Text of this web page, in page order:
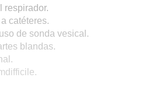
respirador.
catéteres.
de sonda vesical.
blandas.